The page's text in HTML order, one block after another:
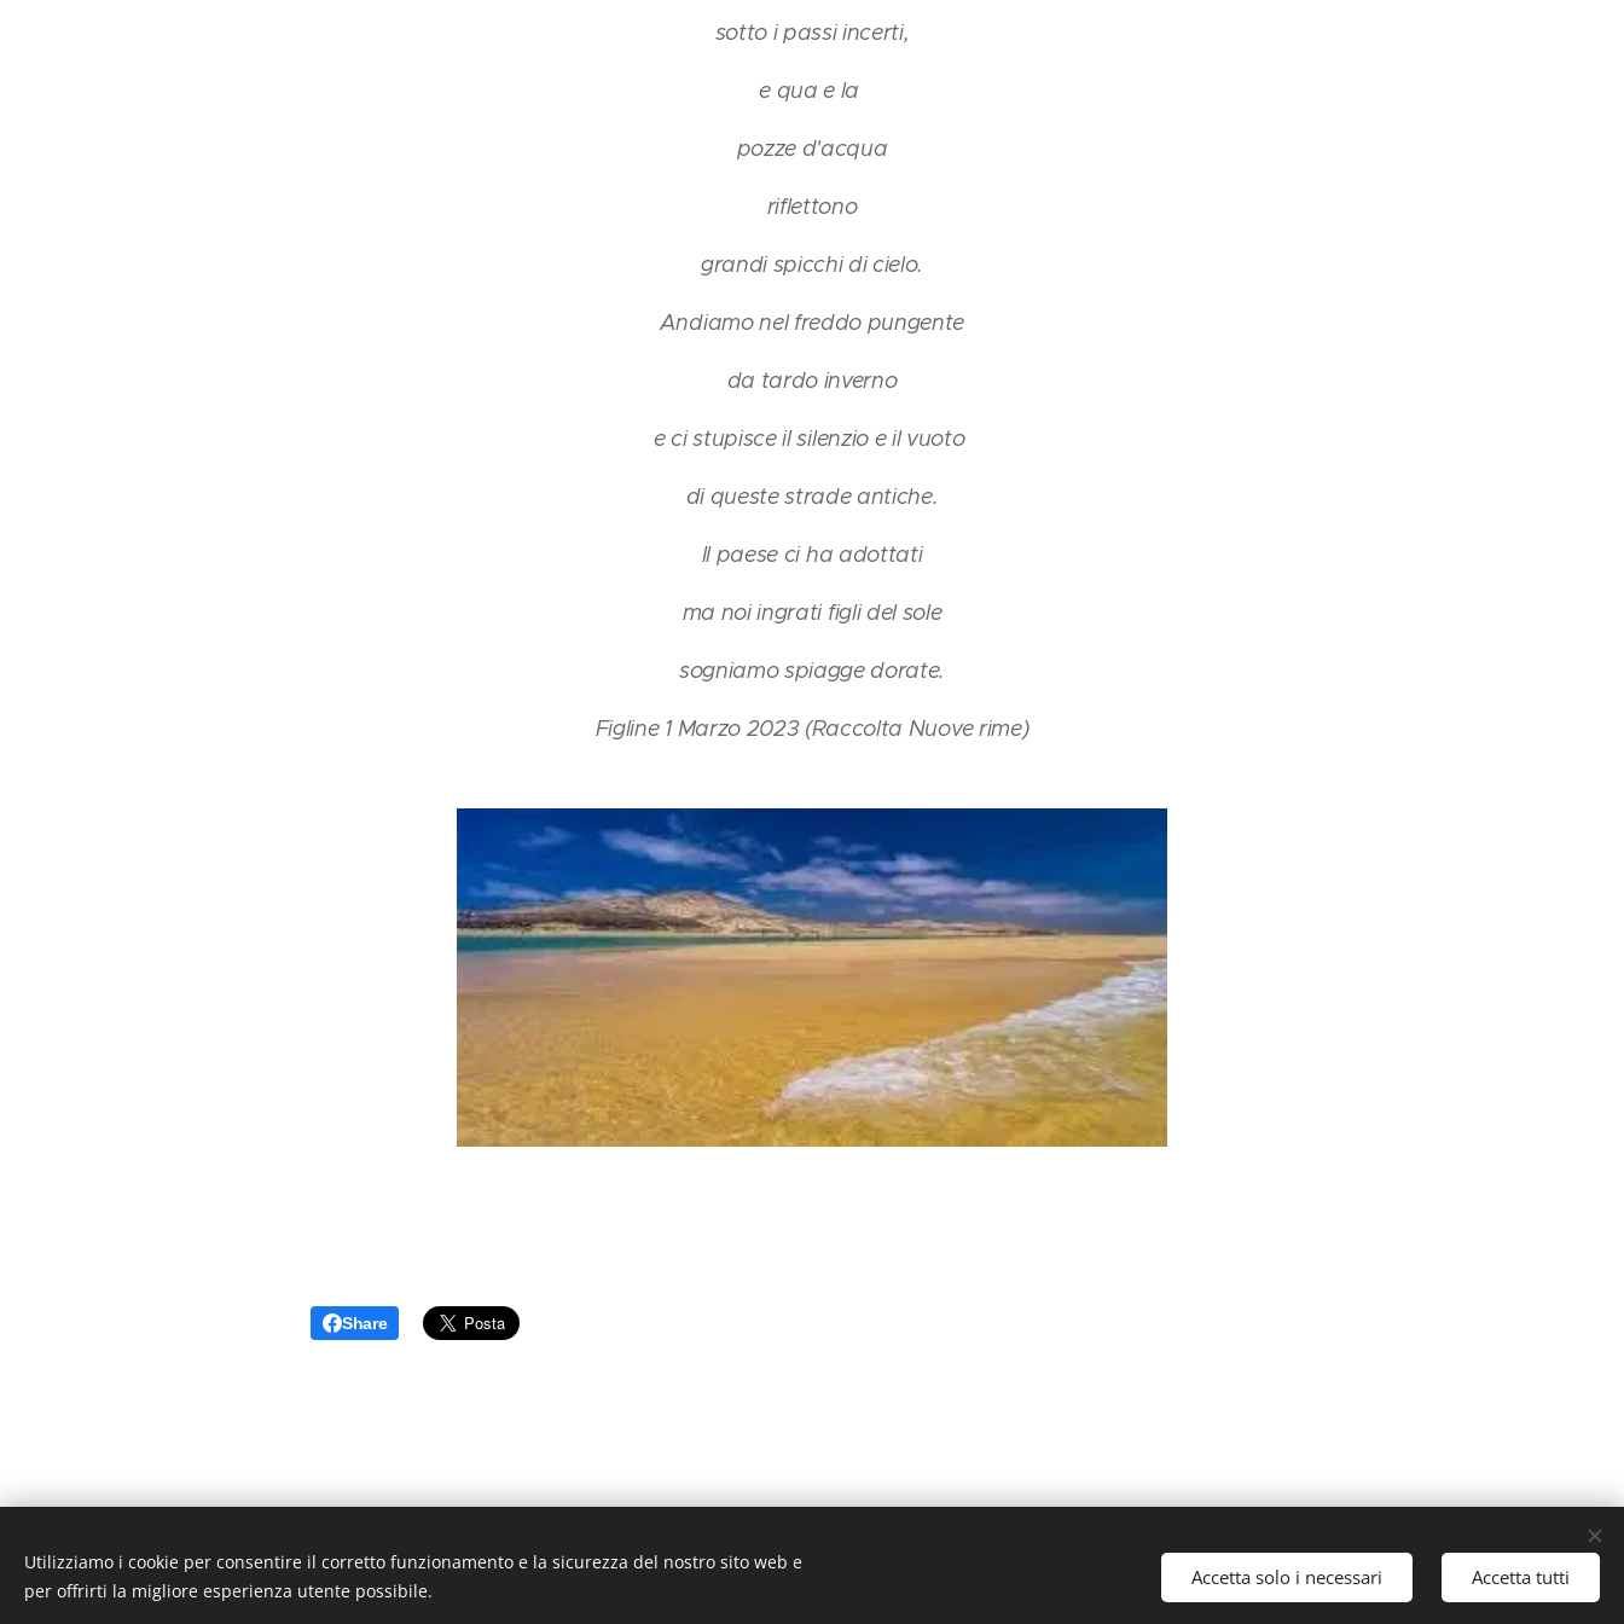
sotto i passi incerti,
e qua e la
pozze d'acqua
riflettono
grandi spicchi di cielo.
Andiamo nel freddo pungente
da tardo inverno
e ci stupisce il silenzio e il vuoto
di queste strade antiche.
Il paese ci ha adottati
ma noi ingrati figli del sole
sogniamo spiagge dorate.
Figline 1 Marzo 2023 (Raccolta Nuove rime)
Share
© 2026 Premartha Poesie. Tutti i diritti riservati.
Utilizziamo i cookie per consentire il corretto funzionamento e la sicurezza del nostro sito web e
per offrirti la migliore esperienza utente possibile.
Accetta solo i necessari Accetta tutti